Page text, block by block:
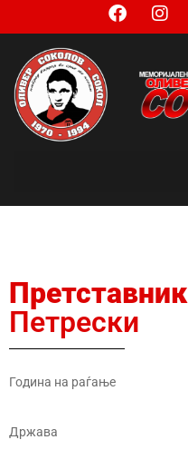
Претставник
Петрески
Година на раѓање
Држава